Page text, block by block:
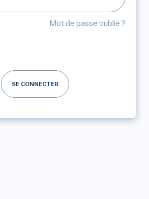
Mot de passe oublié ?
SE CONNECTER